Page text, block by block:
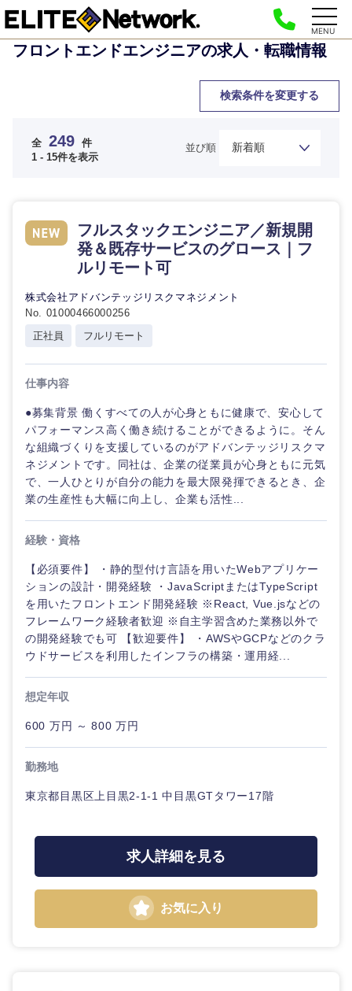
MENU
フロントエンドエンジニアの求人・転職情報
検索条件を変更する
ご希望の職種を選択してください
経営企
画・事業
企画
ド
管理
マーケテ
すべての経営企画・事業企
画
新規事業企画・立上げ
M&A・事業投資
経営企画
ご希望の職種を選択してください
経営企画・事業企画
管理
SCM
人事
ご希望の業界を選択してください
商社・卸
エネルギー・資源・環境
電気・電子・半導体
素材・化学・金属
メディカル・ヘルスケア・ライフサイエンス
ご希望の勤務地を選択してください
北海道・東北地方
北海道
ご希望条件を入力ください
希望年収
推奨年齢
フリーワード
こだわり条件を入力ください
急募 第二新卒
全 249 件
1 - 15件を表示
並び順
フルスタックエンジニア／新規開
発＆既存サービスのグロース｜フ
ルリモート可
株式会社アドバンテッジリスクマネジメント
No. 01000466000256
正社員
フルリモート
仕事内容
●募集背景 働くすべての人が心身ともに健康で、安心して
パフォーマンス高く働き続けることができるように。そん
な組織づくりを支援しているのがアドバンテッジリスクマ
ネジメントです。同社は、企業の従業員が心身ともに元気
で、一人ひとりが自分の能力を最大限発揮できるとき、企
業の生産性も大幅に向上し、企業も活性...
経験・資格
【必須要件】 ・静的型付け言語を用いたWebアプリケー
ションの設計・開発経験 ・JavaScriptまたはTypeScript
を用いたフロントエンド開発経験 ※React, Vue.jsなどの
フレームワーク経験者歓迎 ※自主学習含めた業務以外で
の開発経験でも可 【歓迎要件】 ・AWSやGCPなどのクラ
ウドサービスを利用したインフラの構築・運用経...
想定年収
600 万円 ～ 800 万円
勤務地
東京都目黒区上目黒2-1-1 中目黒GTタワー17階
求人詳細を見る
お気に入り